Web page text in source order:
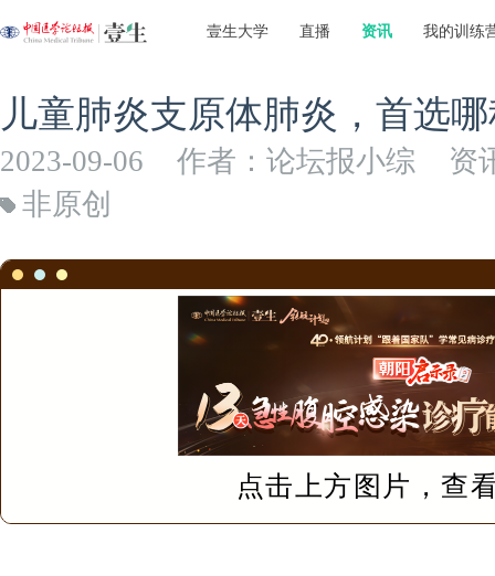
壹生大学 直播 资讯 我的训练
儿童肺炎支原体肺炎，首选
2023-09-06 作者：论坛报小综
资
非原创
点击上方图片，查